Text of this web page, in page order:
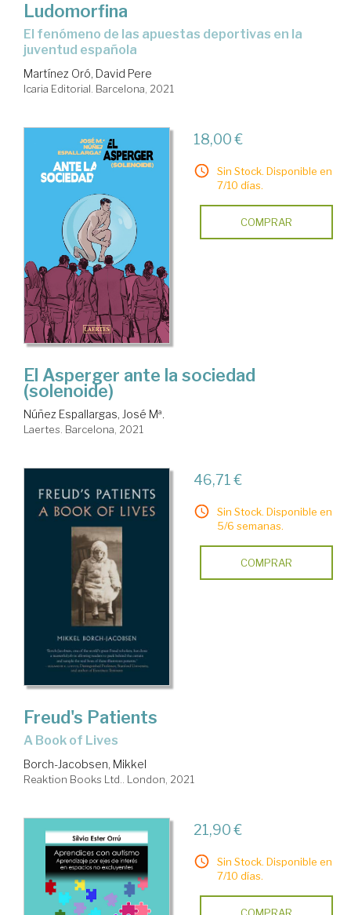
Ludomorfina
el fenómeno de las apuestas deportivas en la
juventud española
Martínez Oró, David Pere
Icaria Editorial. Barcelona, 2021
18,00 €
Sin Stock. Disponible en
7/10 días.
COMPRAR
El Asperger ante la sociedad
(solenoide)
Núñez Espallargas, José Mª.
Laertes. Barcelona, 2021
46,71 €
Sin Stock. Disponible en
5/6 semanas.
COMPRAR
Freud's Patients
A Book of Lives
Borch-Jacobsen, Mikkel
Reaktion Books Ltd.. London, 2021
21,90 €
Sin Stock. Disponible en
7/10 días.